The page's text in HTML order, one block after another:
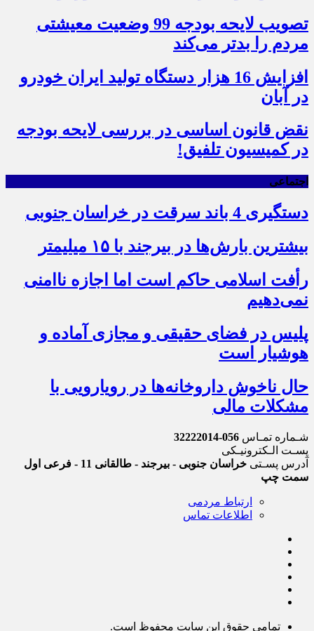
تصویب لایحه بودجه 99 وضعیت معیشتی
مردم را بدتر می‌کند
افزایش 16 هزار دستگاه تولید ایران خودرو
در آبان
نقض قانون اساسی در بررسی لایحه بودجه
در کمیسیون تلفیق!
اجتماعی
دستگیری 4 باند سرقت در خراسان جنوبی
بیشترین بارش‌ها در بیرجند با ۱۵ میلیمتر
رأفت اسلامی حاکم است اما اجازه ناامنی
نمی‌دهیم
پلیس در فضای حقیقی و مجازی آماده و
هوشیار است
حال ناخوش داروخانه‌ها در رویارویی با
مشکلات مالی
شـماره تمـاس 056-32222014
پسـت الـکترونیـکی
آدرس پسـتی
خراسان جنوبی - بیرجند - طالقانی 11 - فرعی اول
سمت چپ
ارتباط مردمی
اطلاعات تماس
تمامی حقوق این سایت محفوظ است.